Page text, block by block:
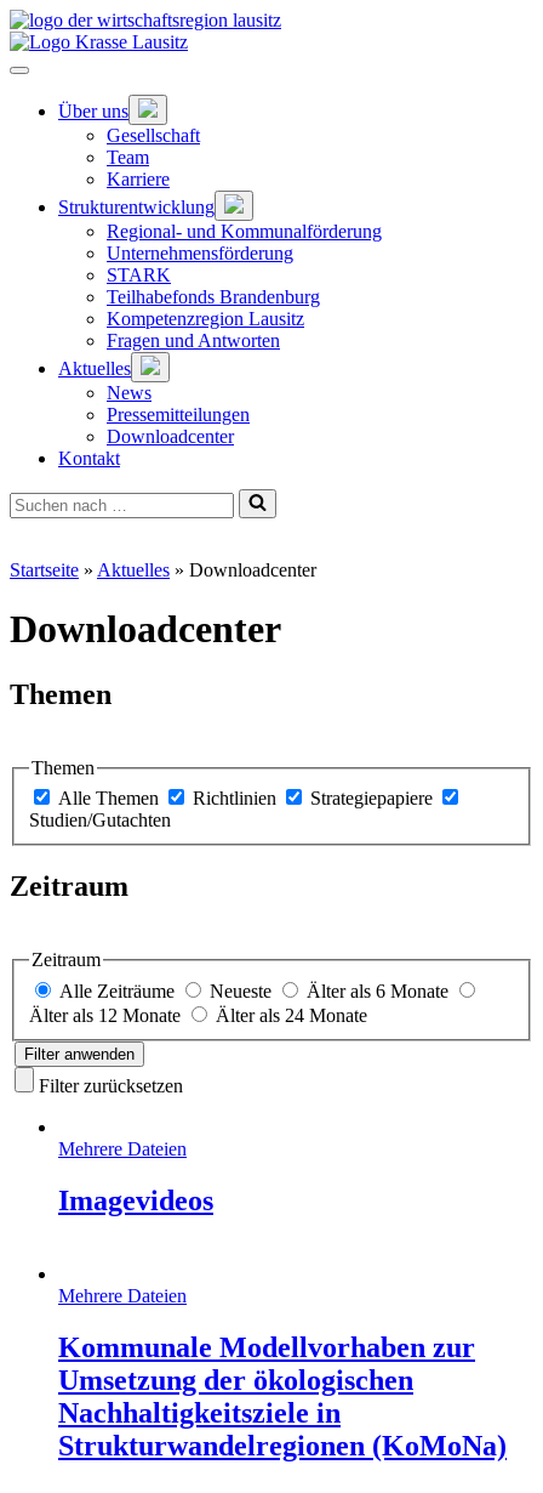
Zum
Hauptinhalt
springen
Hauptnavigation
Über uns
Untermenü
öffnen
Gesellschaft
Team
Karriere
Strukturentwicklung
Untermenü
öffnen
Regional- und Kommunalförderung
Unternehmensförderung
STARK
Teilhabefonds Brandenburg
Kompetenzregion Lausitz
Fragen und Antworten
Aktuelles
Untermenü
öffnen
News
Pressemitteilungen
Downloadcenter
Kontakt
Suchen
nach …
Startseite » Aktuelles » Downloadcenter
Downloadcenter
Themen
Themen
Alle Themen
Richtlinien
Strategiepapiere
Studien/Gutachten
Zeitraum
Zeitraum
Alle Zeiträume
Neueste
Älter als 6 Monate
Älter als 12 Monate
Älter als 24 Monate
Filter anwenden
Filter zurücksetzen
Mehrere Dateien
Imagevideos
Mehrere Dateien
Kommunale Modellvorhaben zur
Umsetzung der ökologischen
Nachhaltigkeitsziele in
Strukturwandelregionen (KoMoNa)